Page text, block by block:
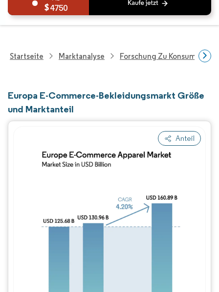
4750
Startseite Marktanalyse Forschung Zu
Europa E-Commerce-Bekleidungsmarkt Größe
und Marktanteil
Anteil